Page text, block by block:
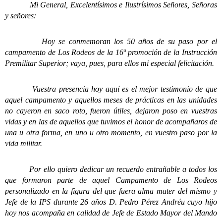
Mi General, Excelentísimos e Ilustrísimos Señores, Señoras
y señores:
Hoy se conmemoran los 50 años de su paso por el
campamento de Los Rodeos de la 16ª promoción de la Instrucción
Premilitar Superior; vaya, pues, para ellos mi especial felicitación.
Vuestra presencia hoy aquí es el mejor testimonio de que
aquel campamento y aquellos meses de prácticas en las unidades
no cayeron en saco roto, fueron útiles, dejaron poso en vuestras
vidas y en las de aquellos que tuvimos el honor de acompañaros de
una u otra forma, en uno u otro momento, en vuestro paso por la
vida militar.
Por ello quiero dedicar un recuerdo entrañable a todos los
que formaron parte de aquel Campamento de Los Rodeos
personalizado en la figura del que fuera alma mater del mismo y
Jefe de la IPS durante 26 años D. Pedro Pérez Andréu cuyo hijo
hoy nos acompaña en calidad de Jefe de Estado Mayor del Mando